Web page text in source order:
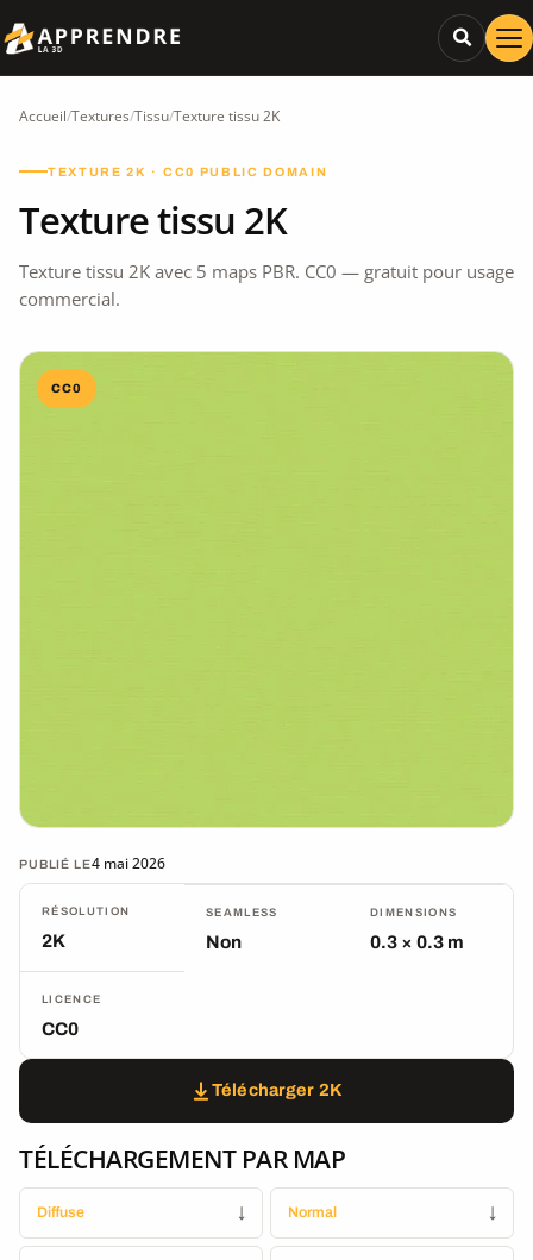
Accueil/Textures/Tissu/Texture tissu 2K
TEXTURE 2K · CC0 PUBLIC DOMAIN
Texture tissu 2K
Texture tissu 2K avec 5 maps PBR. CC0 — gratuit pour usage
commercial.
CC0
PUBLIÉ LE4 mai 2026
RÉSOLUTION
2K
SEAMLESS
Non
DIMENSIONS
0.3 × 0.3 m
LICENCE
CC0
Télécharger 2K
TÉLÉCHARGEMENT PAR MAP
Diffuse ↓ Normal ↓